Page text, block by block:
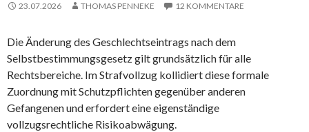
23.07.2026 THOMAS PENNEKE 12 KOMMENTARE
Die Änderung des Geschlechtseintrags nach dem
Selbstbestimmungsgesetz gilt grundsätzlich für alle
Rechtsbereiche. Im Strafvollzug kollidiert diese formale
Zuordnung mit Schutzpflichten gegenüber anderen
Gefangenen und erfordert eine eigenständige
vollzugsrechtliche Risikoabwägung.